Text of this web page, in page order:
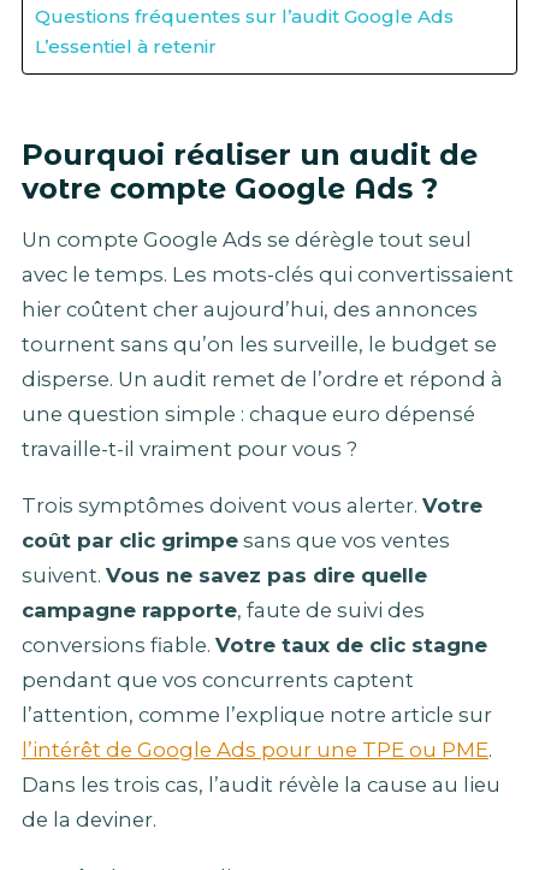
Questions fréquentes sur l’audit Google Ads
L’essentiel à retenir
Pourquoi réaliser un audit de
votre compte Google Ads ?
Un compte Google Ads se dérègle tout seul
avec le temps. Les mots-clés qui convertissaient
hier coûtent cher aujourd’hui, des annonces
tournent sans qu’on les surveille, le budget se
disperse. Un audit remet de l’ordre et répond à
une question simple : chaque euro dépensé
travaille-t-il vraiment pour vous ?
Trois symptômes doivent vous alerter. Votre
coût par clic grimpe sans que vos ventes
suivent. Vous ne savez pas dire quelle
campagne rapporte, faute de suivi des
conversions fiable. Votre taux de clic stagne
pendant que vos concurrents captent
l’attention, comme l’explique notre article sur
l’intérêt de Google Ads pour une TPE ou PME.
Dans les trois cas, l’audit révèle la cause au lieu
de la deviner.